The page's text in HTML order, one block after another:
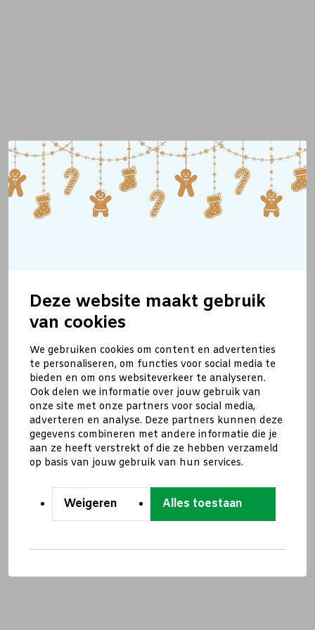
Deze website maakt gebruik
van cookies
We gebruiken cookies om content en advertenties
te personaliseren, om functies voor social media te
bieden en om ons websiteverkeer te analyseren.
Ook delen we informatie over jouw gebruik van
onze site met onze partners voor social media,
adverteren en analyse. Deze partners kunnen deze
gegevens combineren met andere informatie die je
aan ze heeft verstrekt of die ze hebben verzameld
op basis van jouw gebruik van hun services.
Weigeren Alles toestaan